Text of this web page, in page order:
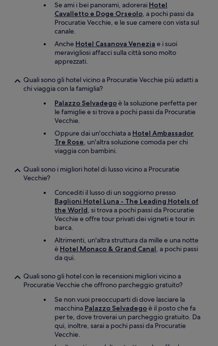
Se ami i bei panorami, adorerai Hotel
Cavalletto e Doge Orseolo, a pochi passi da
Procuratie Vecchie, e le sue camere con vista sul
canale.
Anche Hotel Casanova Venezia e i suoi
meravigliosi affacci sulla città sono molto
apprezzati.
Quali sono gli hotel vicino a Procuratie Vecchie più adatti a
chi viaggia con la famiglia?
Palazzo Selvadegoè la soluzione perfetta per
le famiglie e si trova a pochi passi da Procuratie
Vecchie.
Oppure dai un'occhiata a Hotel Ambassador
Tre Rose, un'altra soluzione comoda per chi
viaggia con bambini.
Quali sono i migliori hotel di lusso vicino a Procuratie
Vecchie?
Concediti il lusso di un soggiorno presso
Baglioni Hotel Luna - The Leading Hotels of
the World, si trova a pochi passi da Procuratie
Vecchie e offre tour privati dei vigneti e tour in
barca.
Altrimenti, un'altra struttura da mille e una notte
è Hotel Monaco & Grand Canal, a pochi passi
da qui.
Quali sono gli hotel con le recensioni migliori vicino a
Procuratie Vecchie che offrono parcheggio gratuito?
Se non vuoi preoccuparti di dove lasciare la
macchina Palazzo Selvadegoè il posto che fa
per te, dove troverai un parcheggio gratuito. Da
qui, inoltre, sarai a pochi passi da Procuratie
Vecchie.